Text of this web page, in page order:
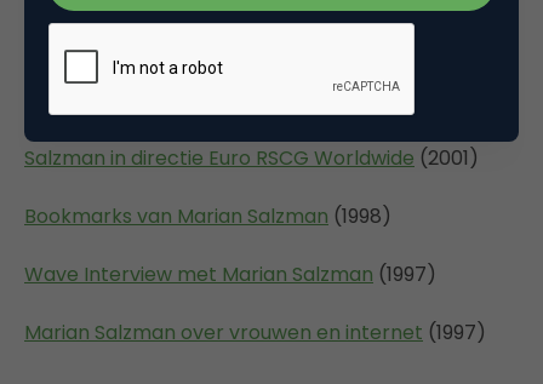
Autofabrikanten vergeten vijftigplussers
Salzman in directie Euro RSCG Worldwide (2001)
Bookmarks van Marian Salzman (1998)
Wave Interview met Marian Salzman (1997)
Marian Salzman over vrouwen en internet (1997)